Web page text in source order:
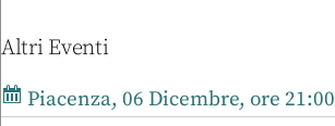
Altri Eventi
Piacenza, 06 Dicembre, ore 21:00